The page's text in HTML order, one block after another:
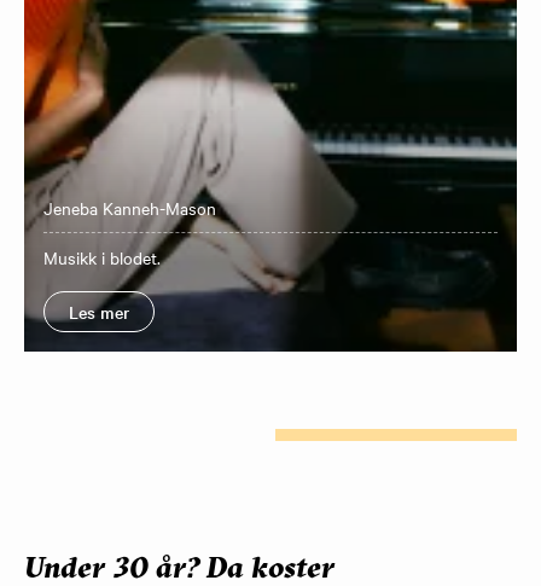
Jeneba Kanneh-Mason
Musikk i blodet.
Les mer
Under 30 år? Da koster